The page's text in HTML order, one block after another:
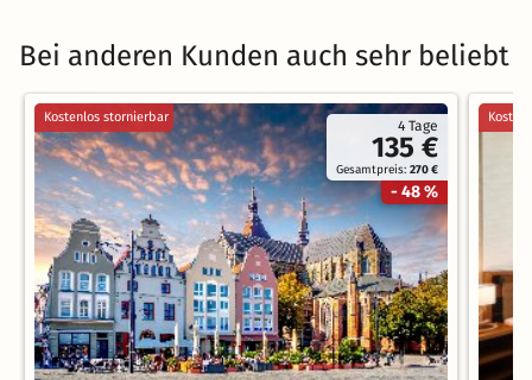
Bei anderen Kunden auch sehr beliebt
4 Tage
135 €
Gesamtpreis:270 €
- 48 %
Kostenlos stornierbar